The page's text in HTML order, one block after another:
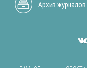
Архив журналов